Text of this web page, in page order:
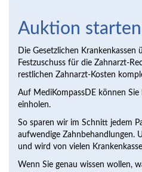
Auktion starten
Die Gesetzlichen Krankenkassen
Festzuschuss für die Zahnarzt-
restlichen Zahnarzt-Kosten
Auf MediKompassDE können Sie
einholen.
So sparen wir im Schnitt jedem
aufwendige Zahnbehandlungen.
und wird von vielen
Wenn Sie genau wissen wollen,